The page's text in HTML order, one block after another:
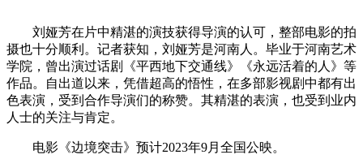
刘娅芳在片中精湛的演技获得导演的认可，整部电影的拍
摄也十分顺利。记者获知，刘娅芳是河南人。毕业于河南艺术
学院，曾出演过话剧《平西地下交通线》《永远活着的人》等
作品。自出道以来，凭借超高的悟性，在多部影视剧中都有出
色表演，受到合作导演们的称赞。其精湛的表演，也受到业内
人士的关注与肯定。
电影《边境突击》预计2023年9月全国公映。